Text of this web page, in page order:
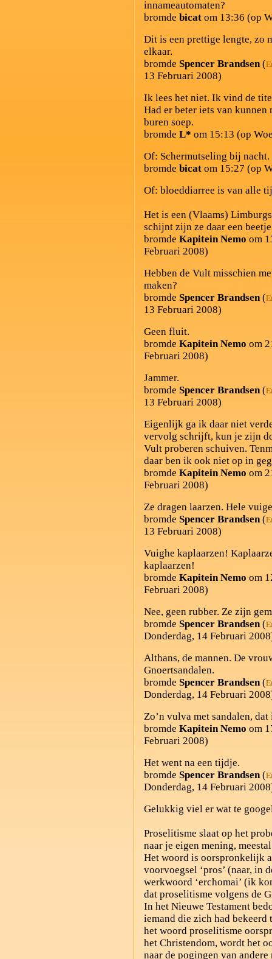
innameautomaten?
bromde bicat om 13:36 (op
Dit is een prettige lengte, zo
elkaar.
bromde Spencer Brandsen(
13 Februari 2008)
Ik lees het niet. Ik vind de
Had er beter iets van
buren soep.
bromde L* om 15:13 (op
Of: Schermutseling bij nacht.
bromde bicat om 15:27 (op
Of: bloeddiarree is van alle
Het is een (Vlaams)
schijnt zijn ze daar een
bromde Kapitein Nemo om
Februari 2008)
Hebben de Vult misschien
maken?
bromde Spencer Brandsen(
13 Februari 2008)
Geen fluit.
bromde Kapitein Nemo om
Februari 2008)
Jammer.
bromde Spencer Brandsen(
13 Februari 2008)
Eigenlijk ga ik daar niet
vervolg schrijft, kun je zijn
Vult proberen schuiven.
daar ben ik ook niet op in
bromde Kapitein Nemo om
Februari 2008)
Ze dragen laarzen. Hele
bromde Spencer Brandsen(
13 Februari 2008)
Vuighe kaplaarzen!
kaplaarzen!
bromde Kapitein Nemo om
Februari 2008)
Nee, geen rubber. Ze zijn
bromde Spencer Brandsen(
Donderdag, 14 Februari
Althans, de mannen. De
Gnoertsandalen.
bromde Spencer Brandsen(
Donderdag, 14 Februari
Zo’n vulva met sandalen,
bromde Kapitein Nemo om
Februari 2008)
Het went na een tijdje.
bromde Spencer Brandsen(
Donderdag, 14 Februari
Gelukkig viel er wat te
Proselitisme slaat op het
naar je eigen mening,
Het woord is oorspronkelijk
voorvoegsel ‘pros’ (naar, in
werkwoord ‘erchomai’ (ik
dat proselitisme volgens de
In het Nieuwe Testament
iemand die zich had
het woord proselitisme
het Christendom, wordt het
naar de pogingen van